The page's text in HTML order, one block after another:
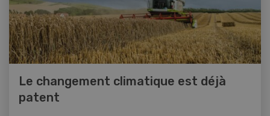
Le changement climatique est déjà
patent